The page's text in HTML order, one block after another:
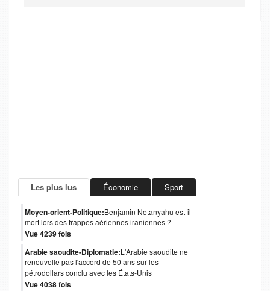
Les plus lus Économie Sport
Moyen-orient-Politique:Benjamin Netanyahu est-il
mort lors des frappes aériennes iraniennes ?
Vue 4239 fois
Arabie saoudite-Diplomatie:L'Arabie saoudite ne
renouvelle pas l'accord de 50 ans sur les
pétrodollars conclu avec les États-Unis
Vue 4038 fois